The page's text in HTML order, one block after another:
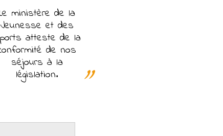
ministère de la
Jeunesse et des
atteste de la
de nos
séjours à la
législation.